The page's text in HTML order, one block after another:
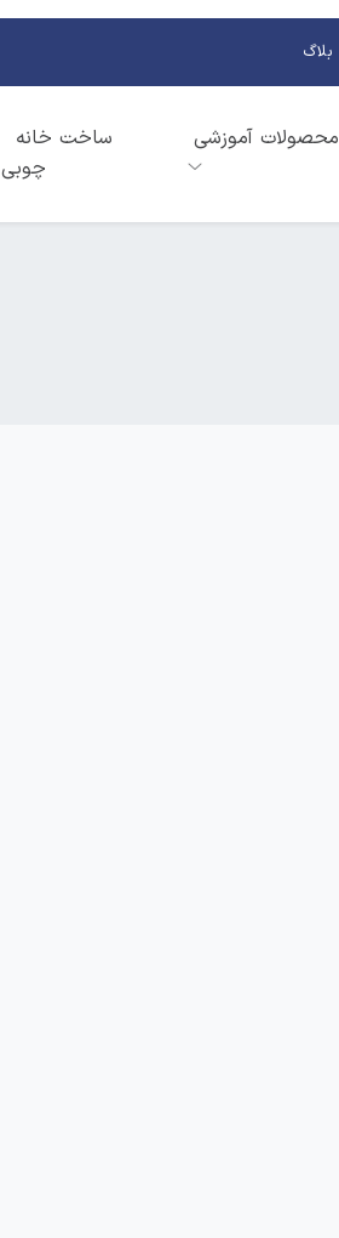
بلاگ
ساخت خانه
چوبی
محصولات آموزشی